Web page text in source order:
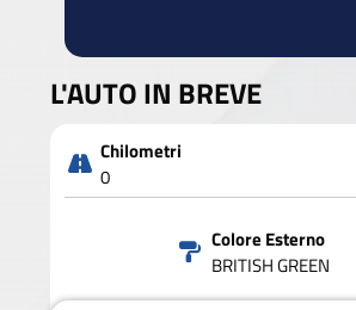
L'AUTO IN BREVE
Chilometri
0
Colore Esterno
BRITISH GREEN